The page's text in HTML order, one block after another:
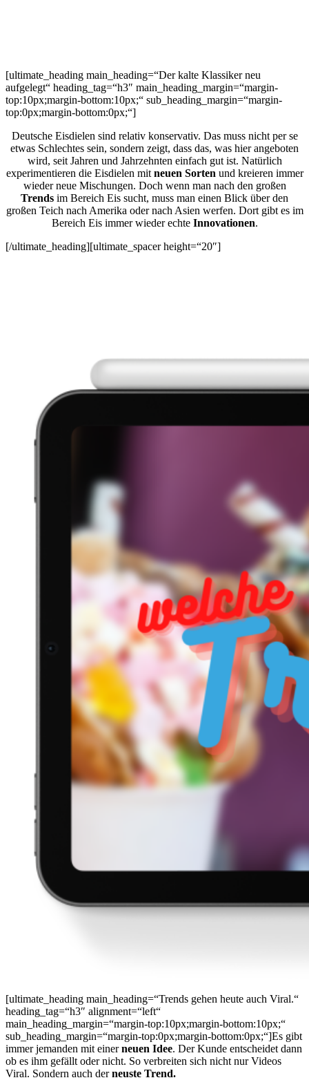
[ultimate_heading main_heading=“Der kalte Klassiker neu
aufgelegt“ heading_tag=“h3″ main_heading_margin=“margin-
top:10px;margin-bottom:10px;“ sub_heading_margin=“margin-
top:0px;margin-bottom:0px;“]
Deutsche Eisdielen sind relativ konservativ. Das muss nicht per se
etwas Schlechtes sein, sondern zeigt, dass das, was hier angeboten
wird, seit Jahren und Jahrzehnten einfach gut ist. Natürlich
experimentieren die Eisdielen mit neuen Sorten und kreieren immer
wieder neue Mischungen. Doch wenn man nach den großen
Trends im Bereich Eis sucht, muss man einen Blick über den
großen Teich nach Amerika oder nach Asien werfen. Dort gibt es im
Bereich Eis immer wieder echte Innovationen.
[/ultimate_heading][ultimate_spacer height=“20″]
[ultimate_heading main_heading=“Trends gehen heute auch Viral.“
heading_tag=“h3″ alignment=“left“
main_heading_margin=“margin-top:10px;margin-bottom:10px;“
sub_heading_margin=“margin-top:0px;margin-bottom:0px;“]Es gibt
immer jemanden mit einerneuen Idee. Der Kunde entscheidet dann
ob es ihm gefällt oder nicht. So verbreiten sich nicht nur Videos
Viral. Sondern auch derneuste Trend.